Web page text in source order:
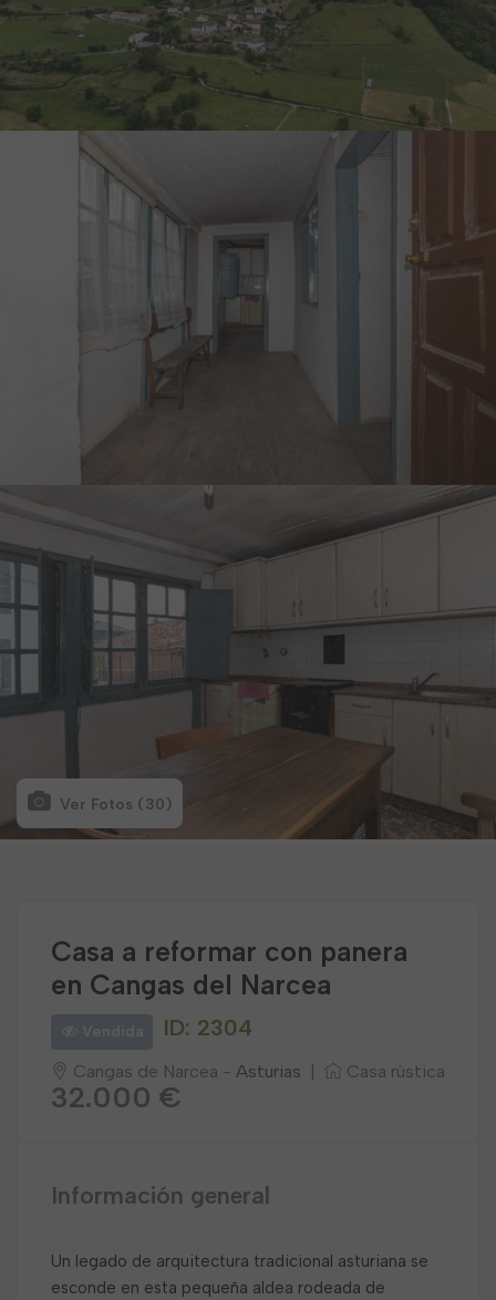
Ver Fotos (30)
Casa a reformar con panera
en Cangas del Narcea
ID: 2304
Cangas de Narcea - Asturias Casa rústica
32.000 €
Información general
Un legado de arquitectura tradicional asturiana se
esconde en esta pequeña aldea rodeada de